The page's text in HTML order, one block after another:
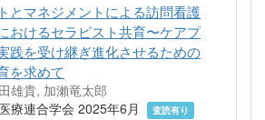
とマネジメントによる訪問看護
おけるセラピスト共育〜ケアプ
践を受け継ぎ進化させるための
を求めて
雄貴, 加瀨竜太郎
療連合学会 2025年6月
査読有り